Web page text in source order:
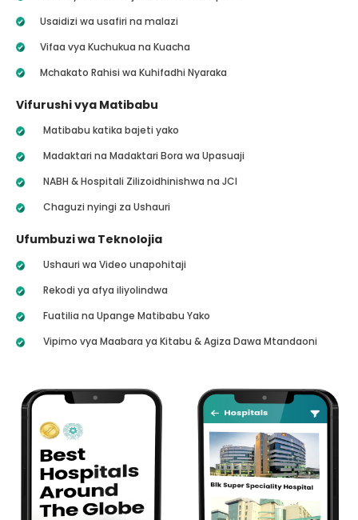
Usaidizi wa usafiri na malazi
Vifaa vya Kuchukua na Kuacha
Mchakato Rahisi wa Kuhifadhi Nyaraka
Vifurushi vya Matibabu
Matibabu katika bajeti yako
Madaktari na Madaktari Bora wa Upasuaji
NABH & Hospitali Zilizoidhinishwa na JCI
Chaguzi nyingi za Ushauri
Ufumbuzi wa Teknolojia
Ushauri wa Video unapohitaji
Rekodi ya afya iliyolindwa
Fuatilia na Upange Matibabu Yako
Vipimo vya Maabara ya Kitabu & Agiza Dawa Mtandaoni